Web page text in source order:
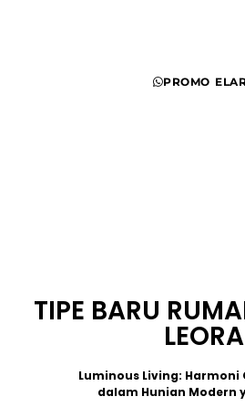
PROMO
TIPE BARU
LEORA
Luminous Living: Harmoni
dalam Hunian Modern